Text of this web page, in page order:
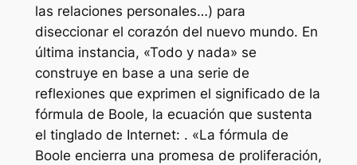
las relaciones personales…) para
diseccionar el corazón del nuevo mundo. En
última instancia, «Todo y nada» se
construye en base a una serie de
reflexiones que exprimen el significado de la
fórmula de Boole, la ecuación que sustenta
el tinglado de Internet: . «La fórmula de
Boole encierra una promesa de proliferación,